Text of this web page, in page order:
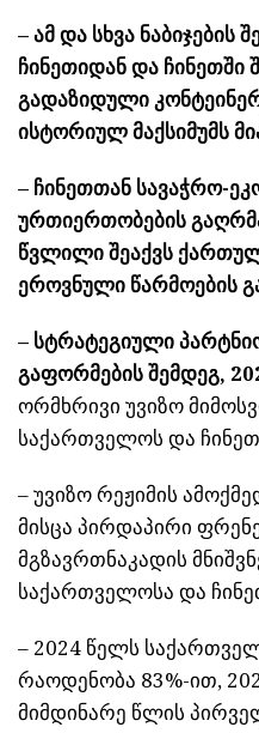
– ამ და სხვა ნაბიჯების
ჩინეთიდან და ჩინეთში
გადაზიდული
ისტორიულ მაქსიმუმს
– ჩინეთთან სავაჭრო-
ურთიერთობების
წვლილი შეაქვს
ეროვნული წარმოების
– სტრატეგიული
გაფორმების შემდეგ,
ორმხრივი უვიზო
საქართველოს და
– უვიზო რეჟიმის
მისცა პირდაპირი
მგზავრთნაკადის
საქართველოსა და
– 2024 წელს
რაოდენობა 83%-ით,
მიმდინარე წლის